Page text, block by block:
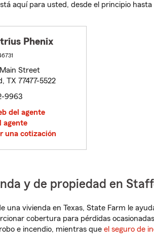
aquí para usted, desde el principio hasta
Phenix
Street
TX 77477-5522
9963
del agente
agente
una cotización
y de propiedad en
una vivienda en Texas, State Farm le
cobertura para pérdidas
e incendio, mientras que el seguro de